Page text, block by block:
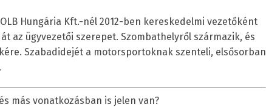
Hungária Kft.-nél 2012-ben kereskedelmi vezetőként
az ügyvezetői szerepet. Szombathelyről származik, és
Szabadidejét a motorsportoknak szenteli, elsősorban
más vonatkozásban is jelen van?